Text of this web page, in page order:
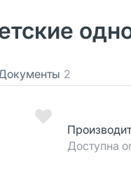
2
Доступна